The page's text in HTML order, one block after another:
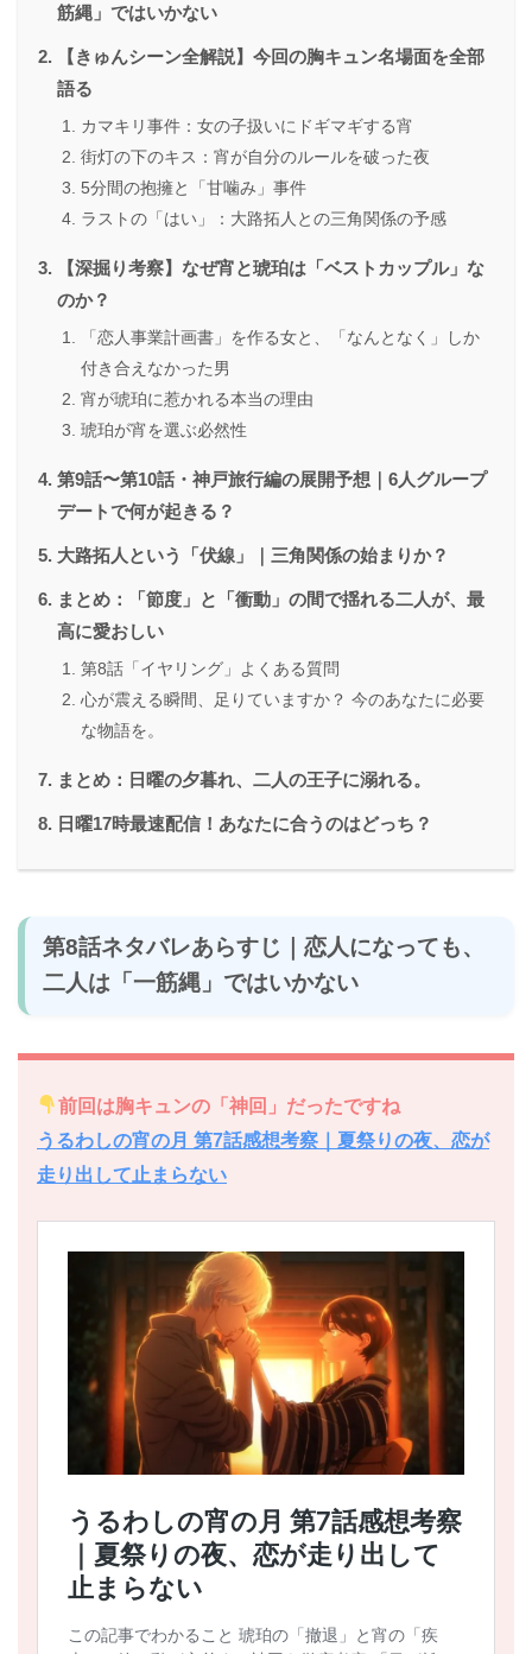
筋縄」ではいかない
【きゅんシーン全解説】今回の胸キュン名場面を全部
語る
カマキリ事件：女の子扱いにドギマギする宵
街灯の下のキス：宵が自分のルールを破った夜
5分間の抱擁と「甘噛み」事件
ラストの「はい」：大路拓人との三角関係の予感
【深掘り考察】なぜ宵と琥珀は「ベストカップル」な
のか？
「恋人事業計画書」を作る女と、「なんとなく」しか
付き合えなかった男
宵が琥珀に惹かれる本当の理由
琥珀が宵を選ぶ必然性
第9話〜第10話・神戸旅行編の展開予想｜6人グループ
デートで何が起きる？
大路拓人という「伏線」｜三角関係の始まりか？
まとめ：「節度」と「衝動」の間で揺れる二人が、最
高に愛おしい
第8話「イヤリング」よくある質問
心が震える瞬間、足りていますか？ 今のあなたに必要
な物語を。
まとめ：日曜の夕暮れ、二人の王子に溺れる。
日曜17時最速配信！あなたに合うのはどっち？
第8話ネタバレあらすじ｜恋人になっても、
二人は「一筋縄」ではいかない
前回は胸キュンの「神回」だったですね
うるわしの宵の月 第7話感想考察｜夏祭りの夜、恋が
走り出して止まらない